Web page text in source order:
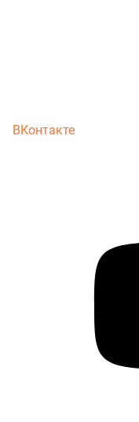
ВКонтакте